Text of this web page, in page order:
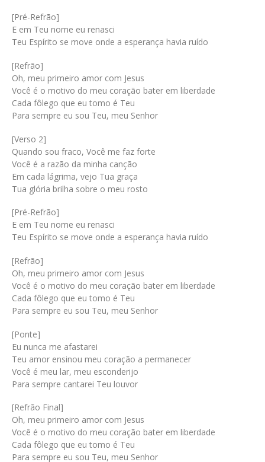
[Pré-Refrão]
E em Teu nome eu renasci
Teu Espírito se move onde a esperança havia ruído
[Refrão]
Oh, meu primeiro amor com Jesus
Você é o motivo do meu coração bater em liberdade
Cada fôlego que eu tomo é Teu
Para sempre eu sou Teu, meu Senhor
[Verso 2]
Quando sou fraco, Você me faz forte
Você é a razão da minha canção
Em cada lágrima, vejo Tua graça
Tua glória brilha sobre o meu rosto
[Pré-Refrão]
E em Teu nome eu renasci
Teu Espírito se move onde a esperança havia ruído
[Refrão]
Oh, meu primeiro amor com Jesus
Você é o motivo do meu coração bater em liberdade
Cada fôlego que eu tomo é Teu
Para sempre eu sou Teu, meu Senhor
[Ponte]
Eu nunca me afastarei
Teu amor ensinou meu coração a permanecer
Você é meu lar, meu esconderijo
Para sempre cantarei Teu louvor
[Refrão Final]
Oh, meu primeiro amor com Jesus
Você é o motivo do meu coração bater em liberdade
Cada fôlego que eu tomo é Teu
Para sempre eu sou Teu, meu Senhor